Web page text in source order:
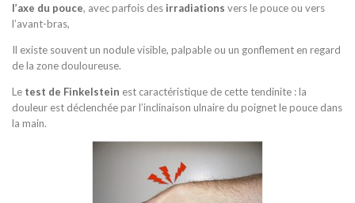
l’axe du pouce, avec parfois des irradiations vers le pouce ou vers
l’avant-bras,
Il existe souvent un nodule visible, palpable ou un gonflement en regard
de la zone douloureuse.
Le test de Finkelstein est caractéristique de cette tendinite : la
douleur est déclenchée par l’inclinaison ulnaire du poignet le pouce dans
la main.